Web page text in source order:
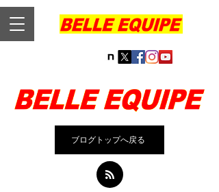
ブログトップへ戻る